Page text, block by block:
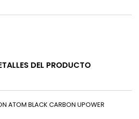
DEL PRODUCTO
ATOM BLACK CARBON UPOWER